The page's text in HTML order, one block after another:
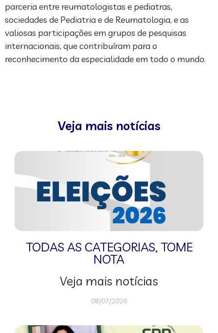
parceria entre reumatologistas e pediatras,
sociedades de Pediatria e de Reumatologia, e as
valiosas participações em grupos de pesquisas
internacionais, que contribuíram para o
reconhecimento da especialidade em todo o mundo.
Veja mais notícias
TODAS AS CATEGORIAS, TOME
NOTA
Veja mais notícias
08/07/2026